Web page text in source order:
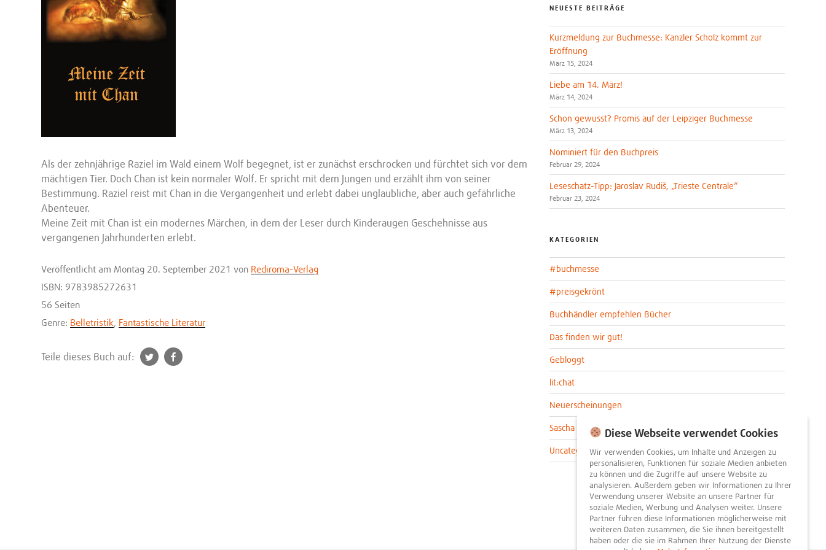
Als der zehnjährige Raziel im Wald einem Wolf begegnet, ist er zunächst erschrocken und fürchtet sich vor dem
mächtigen Tier. Doch Chan ist kein normaler Wolf. Er spricht mit dem Jungen und erzählt ihm von seiner
Bestimmung. Raziel reist mit Chan in die Vergangenheit und erlebt dabei unglaubliche, aber auch gefährliche
Abenteuer.
Meine Zeit mit Chan ist ein modernes Märchen, in dem der Leser durch Kinderaugen Geschehnisse aus
vergangenen Jahrhunderten erlebt.
Veröffentlicht am Montag 20. September 2021 von Rediroma-Verlag
ISBN: 9783985272631
56 Seiten
Genre: Belletristik Fantastische Literatur
Teile dieses Buch auf:
t
f
NEUESTE BEITRÄGE
Kurzmeldung zur Buchmesse: Kanzler Scholz kommt zur
Eröffnung
März 15, 2024
Liebe am 14. März!
März 14, 2024
Schon gewusst? Promis auf der Leipziger Buchmesse
März 13, 2024
Nominiert für den Buchpreis
Februar 29, 2024
Leseschatz-Tipp: Jaroslav Rudiš, „Trieste Centrale“
Februar 23, 2024
KATEGORIEN
#buchmesse
#preisgekrönt
Buchhändler empfehlen Bücher
Das finden wir gut!
Gebloggt
lit:chat
Neuerscheinungen
Sascha im lit:blog
Uncategorized
Diese Webseite verwendet Cookies
Wir verwenden Cookies, um Inhalte und Anzeigen zu
personalisieren, Funktionen für soziale Medien anbieten
zu können und die Zugriffe auf unsere Website zu
analysieren. Außerdem geben wir Informationen zu Ihrer
Verwendung unserer Website an unsere Partner für
soziale Medien, Werbung und Analysen weiter. Unsere
Partner führen diese Informationen möglicherweise mit
weiteren Daten zusammen, die Sie ihnen bereitgestellt
haben oder die sie im Rahmen Ihrer Nutzung der Dienste